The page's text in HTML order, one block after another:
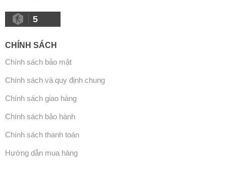
5
CHÍNH SÁCH
Chính sách bảo mật
Chính sách và quy định chung
Chính sách giao hàng
Chính sách bảo hành
Chính sách thanh toán
Hướng dẫn mua hàng